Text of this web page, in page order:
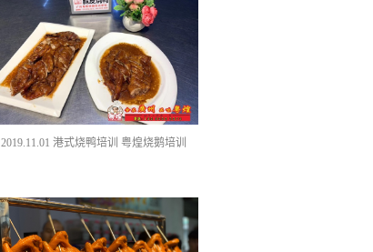
2019.11.01 港式烧鸭培训 粤煌烧鹅培训